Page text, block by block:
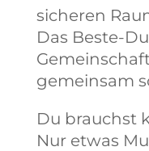
sicheren
Das Beste-
gemeinsam
Du brauchst
Nur etwas